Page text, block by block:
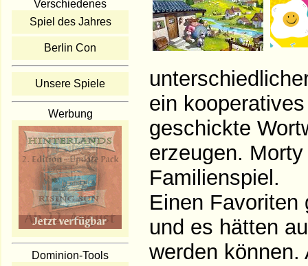
Verschiedenes
Spiel des Jahres
Berlin Con
Unsere Spiele
Werbung
Dominion-Tools
ein
geschickte
erzeugen.
Familienspiel.
Einen Favoriten
und es hätten
werden können.